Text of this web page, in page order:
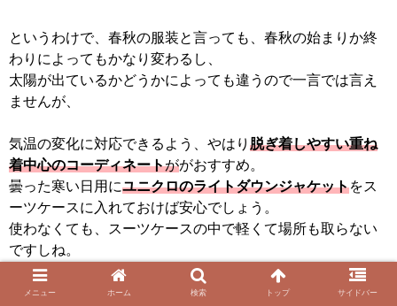
というわけで、春秋の服装と言っても、春秋の始まりか終
わりによってもかなり変わるし、
太陽が出ているかどうかによっても違うので一言では言え
ませんが、
気温の変化に対応できるよう、やはり 脱ぎ着しやすい重ね
着中心のコーディネートががおすすめ。
曇った寒い日用にユニクロのライトダウンジャケットをス
ーツケースに入れておけば安心でしょう。
使わなくても、スーツケースの中で軽くて場所も取らない
ですしね。
足元は日によってはサンダルでも大丈夫ですが、寒い日の
メニュー ホーム 検索 トップ サイドバー